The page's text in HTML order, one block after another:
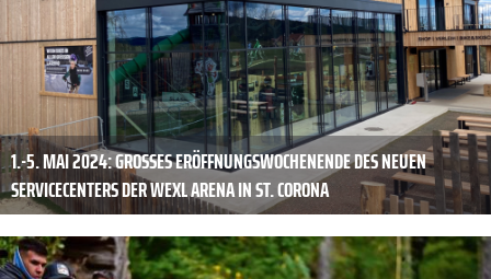
1.-5. MAI 2024: GROSSES ERÖFFNUNGSWOCHENENDE DES NEUEN S
ERVICECENTERS DER WEXL ARENA IN ST. CORONA